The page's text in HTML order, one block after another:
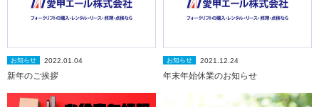
お知らせ 2022.01.04
新年のご挨拶
お知らせ 2021.12.24
年末年始休業のお知らせ